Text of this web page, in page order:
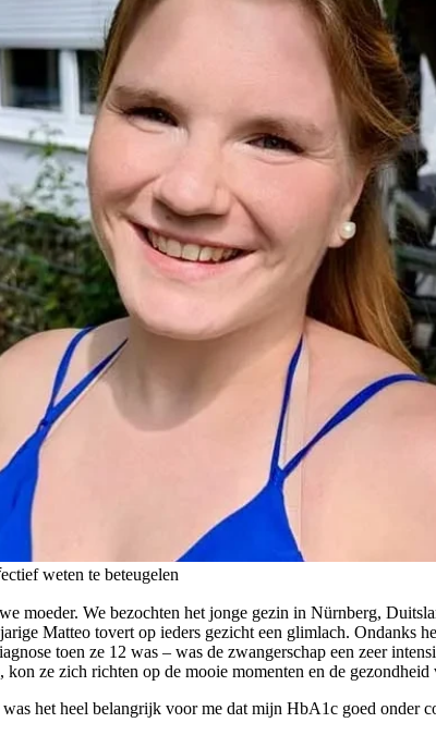
weten te beteugelen
moeder. We bezochten het jonge gezin in Nürnberg,
Matteo tovert op ieders gezicht een glimlach. Ondanks
toen ze 12 was – was de zwangerschap een zeer
ze zich richten op de mooie momenten en de gezondheid
het heel belangrijk voor me dat mijn HbA1c goed onder